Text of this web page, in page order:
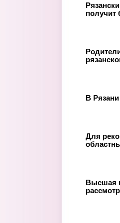
получит
В
Для
Высшая